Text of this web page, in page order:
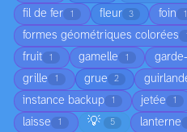
fil de fer 1 fleur 3 foin 1
formes géométriques colorées
fruit 1 gamelle 1
grille 1 grue 2
instance backup 1 jetée 1
laisse 1 💡 5 lanterne